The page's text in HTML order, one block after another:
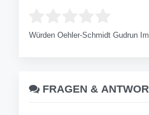
Würden Oehler-Schmidt Gudrun
FRAGEN &